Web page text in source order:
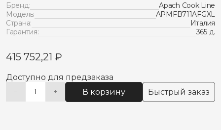
Бренд:
Apach Cook Line
Модель:
APMFB711AFGXL
Страна:
Италия
Гарантия:
365 д.
415 752,21 ₽
Доступно для предзаказа
−
Количество + В корзину Быстрый заказ
Alternative: